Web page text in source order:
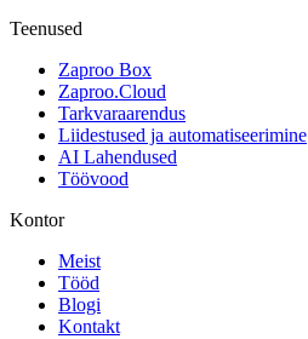
Teenused
Zaproo Box
Zaproo.Cloud
Tarkvaraarendus
Liidestused ja automatiseerimine
AI Lahendused
Töövood
Kontor
Meist
Tööd
Blogi
Kontakt